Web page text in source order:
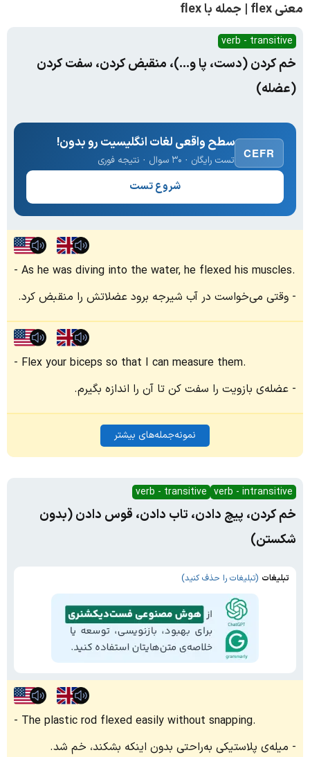
معنی flex | جمله با flex
verb - transitive
خم کردن (دست، پا و...)، منقبض کردن، سفت کردن
(عضله)
CEFR
سطح واقعی لغات انگلیسیت رو بدون!
تست رایگان · ۳۰ سوال · نتیجه فوری
شروع تست
As he was diving into the water, he flexed his muscles.
وقتی می‌خواست در آب شیرجه برود عضلاتش را منقبض کرد.
Flex your biceps so that I can measure them.
عضله‌ی بازویت را سفت کن تا آن را اندازه بگیرم.
نمونه‌جمله‌های بیشتر
verb - intransitive
verb - transitive
خم کردن، پیچ دادن، تاب دادن، قوس دادن (بدون
شکستن)
تبلیغات (تبلیغات را حذف کنید)
The plastic rod flexed easily without snapping.
میله‌ی پلاستیکی به‌راحتی بدون اینکه بشکند، خم شد.